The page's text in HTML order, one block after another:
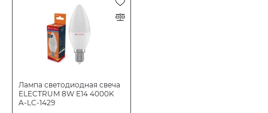
Лампа светодиодная свеча
ELECTRUM 8W E14 4000K
A-LC-1429